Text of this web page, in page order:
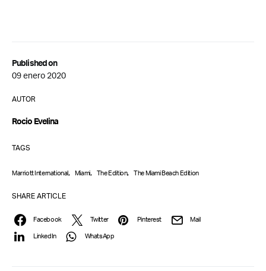
Published on
09 enero 2020
AUTOR
Rocio Evelina
TAGS
Marriott International, Miami, The Edition, The Miami Beach Edition
SHARE ARTICLE
Facebook Twitter Pinterest
Mail
LinkedIn
WhatsApp